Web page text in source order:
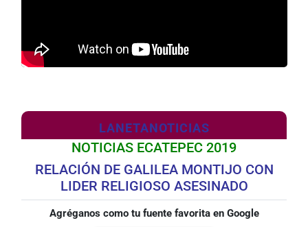
LANETANOTICIAS
NOTICIAS ECATEPEC 2019
RELACIÓN DE GALILEA MONTIJO CON
LIDER RELIGIOSO ASESINADO
Agréganos como tu fuente favorita en Google